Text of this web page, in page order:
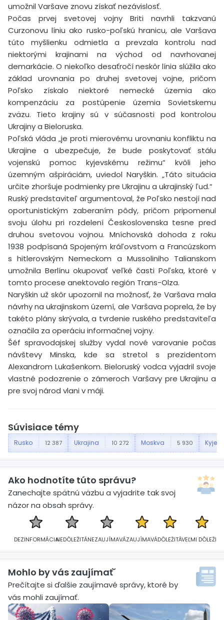
umožnil Varšave znovu získať nezávislosť.
Počas prvej svetovej vojny Briti navrhli takzvanú
Curzonovu líniu ako rusko-poľskú hranicu, ale Varšava
túto myšlienku odmietla a prevzala kontrolu nad
niektorými krajinami na východ od navrhovanej
demarkácie. O niekoľko desaťročí neskôr línia slúžila ako
základ urovnania po druhej svetovej vojne, pričom
Poľsko získalo niektoré nemecké územia ako
kompenzáciu za postúpenie územia Sovietskemu
zväzu. Tieto krajiny sú v súčasnosti pod kontrolou
Ukrajiny a Bieloruska.
Poľská vláda „je proti mierovému urovnaniu konfliktu na
Ukrajine a ubezpečuje, že bude poskytovať stálu
vojenskú pomoc kyjevskému režimu“ kvôli jeho
územným ašpiráciám, uviedol Naryškin. „Táto situácia
určite zhoršuje podmienky pre Ukrajinu a ukrajinský ľud.“
Ruský predstaviteľ argumentoval, že Poľsko nestojí nad
oportunistickým zaberaním pôdy, pričom pripomenul
svoju úlohu pri rozdelení Československa tesne pred
druhou svetovou vojnou. Mníchovská dohoda z roku
1938 podpísaná Spojeným kráľovstvom a Francúzskom
s hitlerovským Nemeckom a Mussoliniho Talianskom
umožnila Berlínu okupovať veľké časti Poľska, ktoré v
tomto procese anektovalo región Trans-Olza.
Naryškin už skôr upozornil na možnosť, že Varšava mala
návrhy na ukrajinskom území, ale Varšava poprela, že by
takéto plány skrývala, a tvrdenie ruského predstaviteľa
označila za operáciu informačnej vojny.
Šéf spravodajskej služby vydal nové varovanie počas
návštevy Minska, kde sa stretol s prezidentom
Alexandrom Lukašenkom. Bieloruský vodca vyjadril svoje
vlastné podozrenie o zámeroch Varšavy pre Ukrajinu a
pre svoj národ vlani v máji.
Súvisiace témy
Rusko 12 387 Ukrajina 10 272 Moskva 5 930 Kyjev
Ako hodnotíte túto správu?
Zanechajte spätnú väzbu a vyjadrite tak svoj
názor na obsah správy.
DEZINFORMÁCIANEDÔLEŽITÁNEZAUJÍMAVÁZAUJÍMAVÁDÔLEŽITÁVEĽMI DÔLEŽITÁ
Mohlo by vás zaujímať´
Prečítajte si ďalšie zaujímavé správy, ktoré by
vás mohli zaujímať.